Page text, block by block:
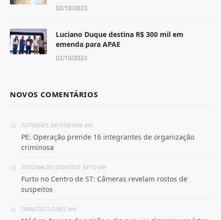
02/10/2023
Luciano Duque destina R$ 300 mil em
emenda para APAE
02/10/2023
NOVOS COMENTÁRIOS
TUTORIAIS DO PEBINHA em
PE: Operação prende 16 integrantes de organização
criminosa
IDEGINALDO DIONÍSIO NETOem
Furto no Centro de ST: Câmeras revelam rostos de
suspeitos
FRANCISCO DINIZem